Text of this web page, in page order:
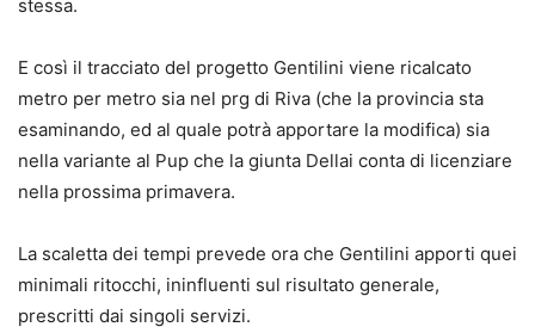
stessa.
E così il tracciato del progetto Gentilini viene ricalcato
metro per metro sia nel prg di Riva (che la provincia sta
esaminando, ed al quale potrà apportare la modifica) sia
nella variante al Pup che la giunta Dellai conta di licenziare
nella prossima primavera.
La scaletta dei tempi prevede ora che Gentilini apporti quei
minimali ritocchi, ininfluenti sul risultato generale,
prescritti dai singoli servizi.